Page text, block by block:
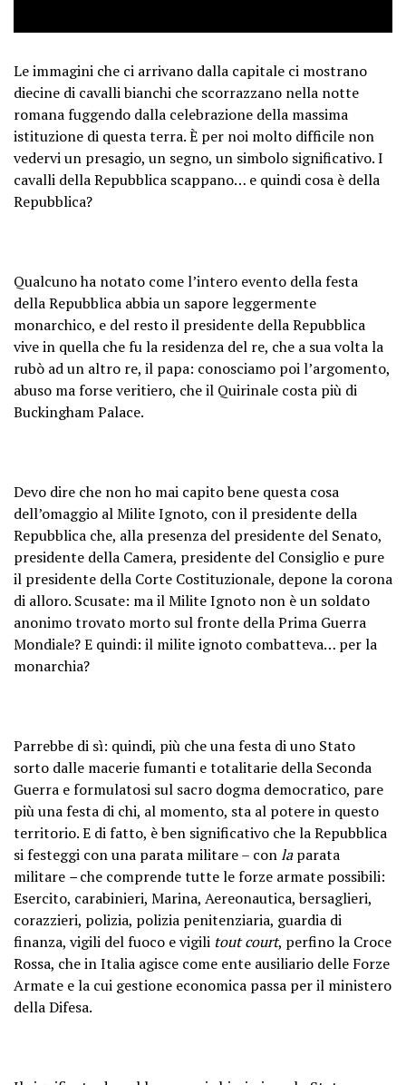
Le immagini che ci arrivano dalla capitale ci mostrano
diecine di cavalli bianchi che scorrazzano nella notte
romana fuggendo dalla celebrazione della massima
istituzione di questa terra. È per noi molto difficile non
vedervi un presagio, un segno, un simbolo significativo. I
cavalli della Repubblica scappano… e quindi cosa è della
Repubblica?
Qualcuno ha notato come l’intero evento della festa
della Repubblica abbia un sapore leggermente
monarchico, e del resto il presidente della Repubblica
vive in quella che fu la residenza del re, che a sua volta la
rubò ad un altro re, il papa: conosciamo poi l’argomento,
abuso ma forse veritiero, che il Quirinale costa più di
Buckingham Palace.
Devo dire che non ho mai capito bene questa cosa
dell’omaggio al Milite Ignoto, con il presidente della
Repubblica che, alla presenza del presidente del Senato,
presidente della Camera, presidente del Consiglio e pure
il presidente della Corte Costituzionale, depone la corona
di alloro. Scusate: ma il Milite Ignoto non è un soldato
anonimo trovato morto sul fronte della Prima Guerra
Mondiale? E quindi: il milite ignoto combatteva… per la
monarchia?
Parrebbe di sì: quindi, più che una festa di uno Stato
sorto dalle macerie fumanti e totalitarie della Seconda
Guerra e formulatosi sul sacro dogma democratico, pare
più una festa di chi, al momento, sta al potere in questo
territorio. E di fatto, è ben significativo che la Repubblica
si festeggi con una parata militare – conlaparata
militare –che comprende tutte le forze armate possibili:
Esercito, carabinieri, Marina, Aereonautica, bersaglieri,
corazzieri, polizia, polizia penitenziaria, guardia di
finanza, vigili del fuoco e vigili tout court, perfino la Croce
Rossa, che in Italia agisce come ente ausiliario delle Forze
Armate e la cui gestione economica passa per il ministero
della Difesa.